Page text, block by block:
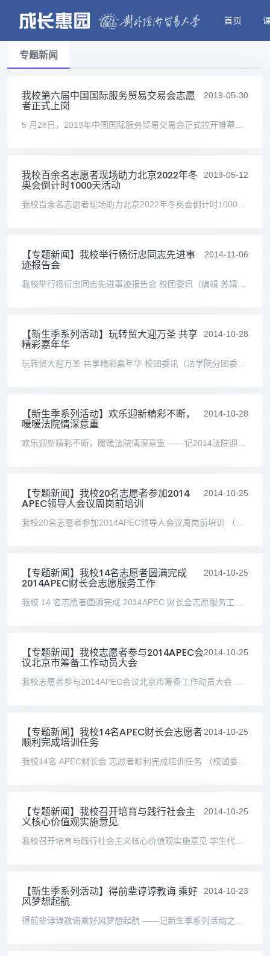
首页
专题新闻
2019-05-30
我校第六届中国国际服务贸易交易会志愿
者正式上岗
2019-05-12
我校百余名志愿者现场助力北京2022年冬
奥会倒计时1000天活动
2014-11-06
【专题新闻】我校举行杨衍忠同志先进事
迹报告会
2014-10-28
【新生季系列活动】玩转贸大迎万圣 共享
精彩嘉年华
2014-10-28
【新生季系列活动】欢乐迎新精彩不断，
暖暖法院情深意重
2014-10-25
【专题新闻】我校20名志愿者参加2014
APEC领导人会议周岗前培训
2014-10-25
【专题新闻】我校14名志愿者圆满完成
2014APEC财长会志愿服务工作
2014-10-25
【专题新闻】我校志愿者参与2014APEC会
议北京市筹备工作动员大会
2014-10-25
【专题新闻】我校14名APEC财长会志愿者
顺利完成培训任务
2014-10-25
【专题新闻】我校召开培育与践行社会主
义核心价值观实施意见
2014-10-23
【新生季系列活动】得前辈谆谆教诲 乘好
风梦想起航